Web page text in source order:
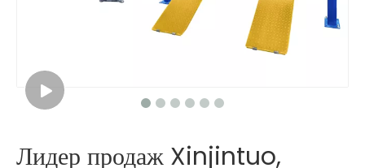
Лидер продаж Xinjintuo,